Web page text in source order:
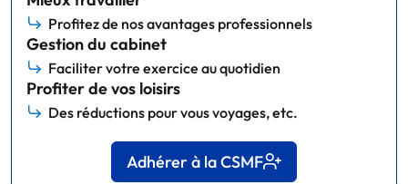
Profitez de nos avantages professionnels
Gestion du cabinet
Faciliter votre exercice au quotidien
Profiter de vos loisirs
Des réductions pour vous voyages, etc.
Adhérer à la CSMF